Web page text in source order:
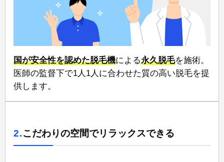
国が安全性を認めた脱毛機による永久脱毛を施術。
医師の監督下で⁠1人1人に合わせた質の高い脱毛⁠を提
供します。
2.こだわりの空間でリラックスできる